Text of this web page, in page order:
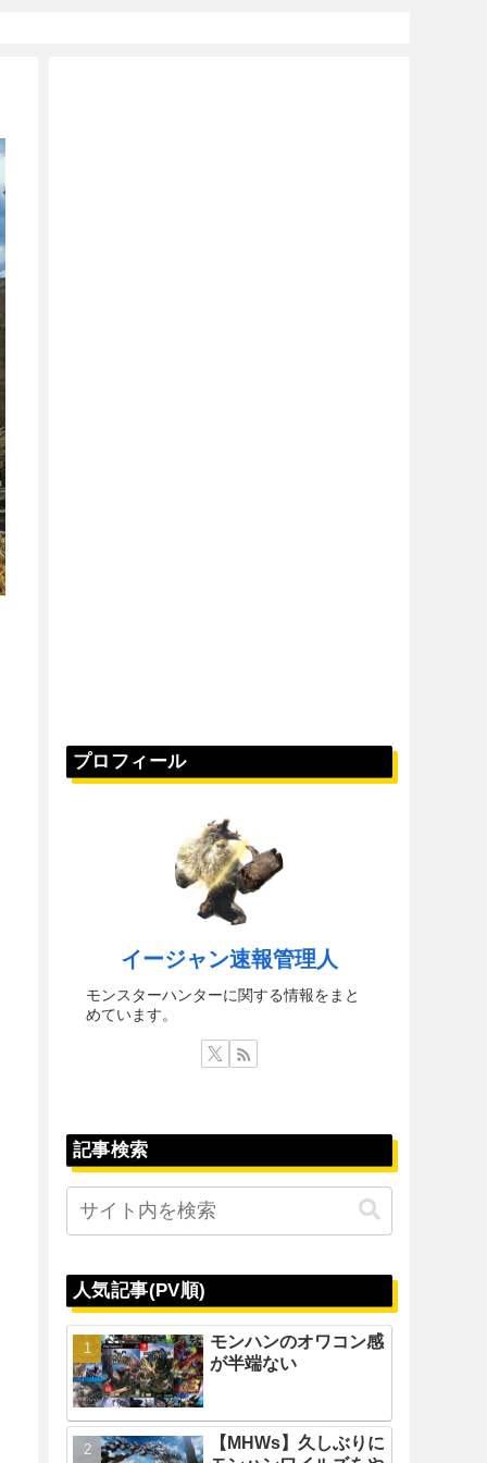
プロフィール
イージャン速報管理人
モンスターハンターに関する情報をまと
めています。
記事検索
人気記事(PV順)
モンハンのオワコン感
が半端ない
【MHWs】久しぶりに